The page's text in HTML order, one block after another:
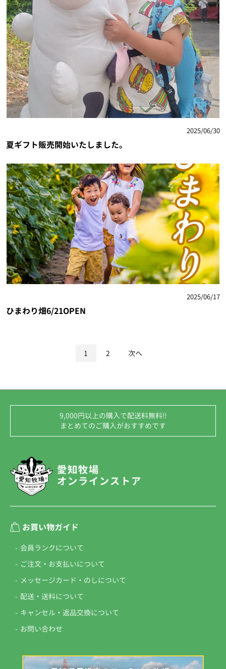
2025/06/30
夏ギフト販売開始いたしました。
2025/06/17
ひまわり畑6/21OPEN
1 2 次へ
9,000円以上の購入で配送料無料!!
まとめてのご購入がおすすめです
お買い物ガイド
会員ランクについて
ご注文・お支払いについて
メッセージカード・ のしについて
配送・送料について
キャンセル・ 返品交換について
お問い合わせ